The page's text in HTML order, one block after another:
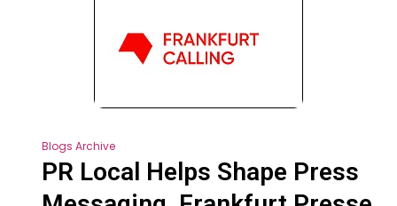
Blogs Archive
PR Local Helps Shape Press